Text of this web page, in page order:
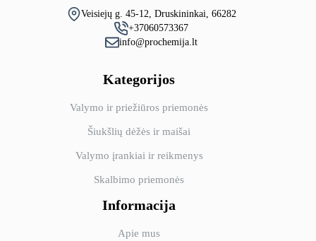
Veisiejų g. 45-12, Druskininkai, 66282
+37060573367
info@prochemija.lt
Kategorijos
Valymo ir priežiūros priemonės
Šiukšlių dėžės ir maišai
Valymo įrankiai ir reikmenys
Skalbimo priemonės
Informacija
Apie mus